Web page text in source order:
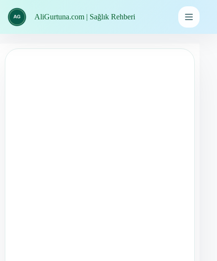
geç
AliGurtuna.com | Sağlık Rehberi